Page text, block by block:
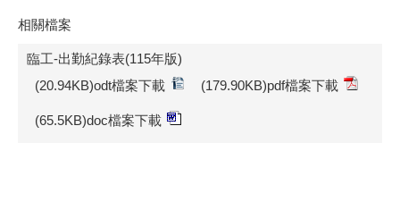
相關檔案
臨工-出勤紀錄表(115年版)
(20.94KB)odt檔案下載
(179.90KB)pdf檔案下載
(65.5KB)doc檔案下載